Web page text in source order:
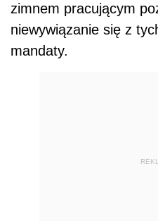
zimnem pracującym
niewywiązanie się z
mandaty.